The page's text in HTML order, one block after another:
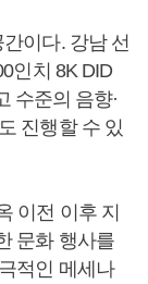
이다. 강남 선
인치 8K DID
수준의 음향·
진행할 수 있
이전 이후 지
문화 행사를
적인 메세나